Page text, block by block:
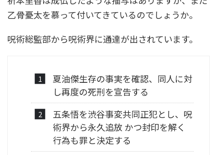
乙骨憂太を慕って付いてきているのでしょうか。
呪術総監部から呪術界に通達が出されています。
夏油傑生存の事実を確認、同人に対
し再度の死刑を宣告する
五条悟を渋谷事変共同正犯とし、呪
術界から永久追放 かつ封印を解く
行為も罪と決定する